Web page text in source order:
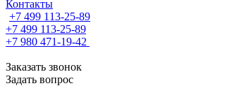
Контакты
+7 499 113-25-89
+7 499 113-25-89
+7 980 471-19-42
Заказать звонок
Задать вопрос